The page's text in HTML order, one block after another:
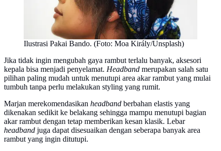
Ilustrasi Pakai Bando. (Foto: Moa Király/Unsplash)
Jika tidak ingin mengubah gaya rambut terlalu banyak, aksesori
kepala bisa menjadi penyelamat. Headband merupakan salah satu
pilihan paling mudah untuk menutupi area akar rambut yang mulai
tumbuh tanpa perlu melakukan styling yang rumit.
Marjan merekomendasikan headband berbahan elastis yang
dikenakan sedikit ke belakang sehingga mampu menutupi bagian
akar rambut dengan tetap memberikan kesan klasik. Lebar
headband juga dapat disesuaikan dengan seberapa banyak area
rambut yang ingin ditutupi.